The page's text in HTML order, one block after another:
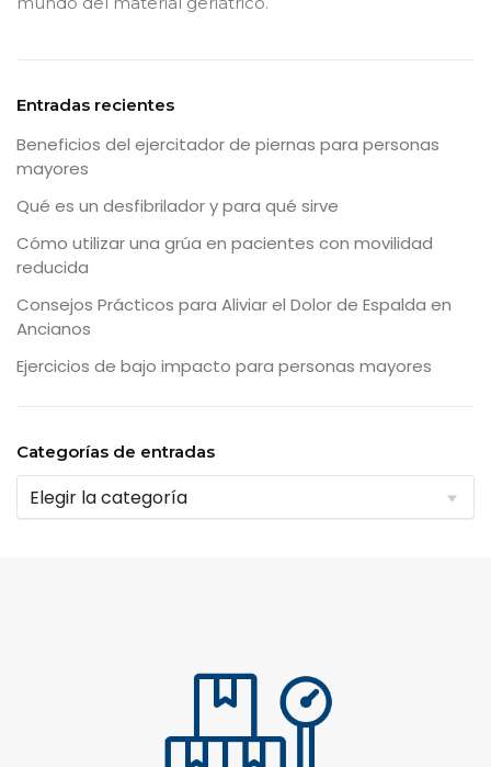
Entradas recientes
Beneficios del ejercitador de piernas para personas
mayores
Qué es un desfibrilador y para qué sirve
Cómo utilizar una grúa en pacientes con movilidad
reducida
Consejos Prácticos para Aliviar el Dolor de Espalda en
Ancianos
Ejercicios de bajo impacto para personas mayores
Categorías de entradas